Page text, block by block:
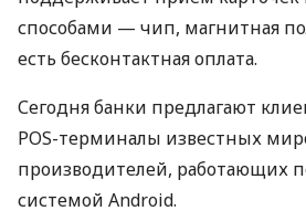
способами — чип, магнитная
есть бесконтактная оплата.
Сегодня банки предлагают
POS-терминалы известных
производителей, работающих
системой Android.